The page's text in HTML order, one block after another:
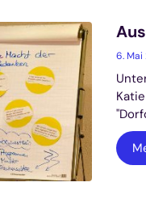
6. Mai